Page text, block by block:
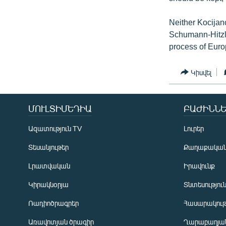
Neither
Schumann-
process of
Կիսվել
ՄՈՒԼՏԻՄԵԴԻԱ
Ազատություն TV
Տեսանյութեր
Լրատվական
Կիրակնօրյա
Ռադիոծրագրեր
Առավոտյան ծրագիր
Լուրեր
Իրավունք
Տնտեսություն